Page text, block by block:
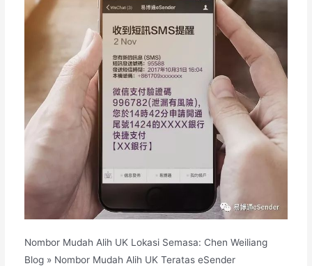
Nombor Mudah Alih UK Lokasi Semasa: Chen Weiliang
Blog » Nombor Mudah Alih UK Teratas eSender